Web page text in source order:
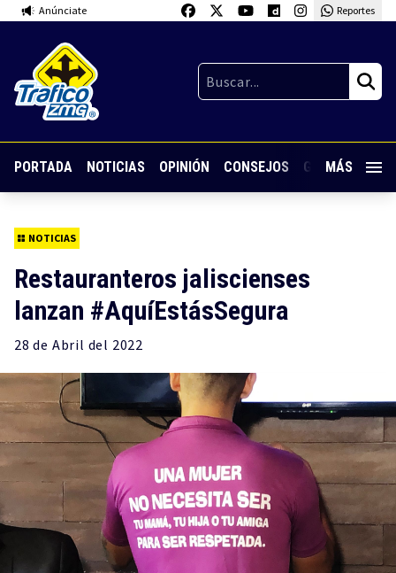
Anúnciate Reportes
PORTADA NOTICIAS OPINIÓN CONSEJOS GUARDIA
MÁS
NOTICIAS
Restauranteros jaliscienses
lanzan #AquíEstásSegura
28 de Abril del 2022